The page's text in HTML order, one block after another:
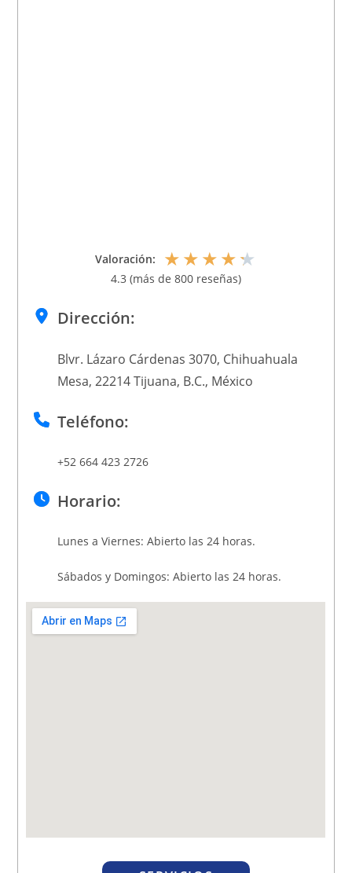
Valoración: ★★★★★
4.3 (más de 800 reseñas)
Dirección:
Blvr. Lázaro Cárdenas 3070, Chihuahuala
Mesa, 22214 Tijuana, B.C., México
Teléfono:
+52 664 423 2726
Horario:
Lunes a Viernes: Abierto las 24 horas.
Sábados y Domingos: Abierto las 24 horas.